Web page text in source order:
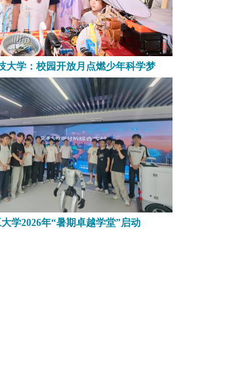
大学：校园开放月点燃少年科学梦
学2026年“暑期卓越学堂”启动